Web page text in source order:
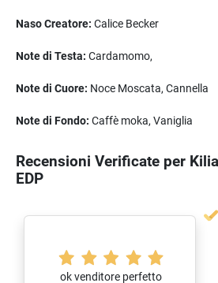
Naso Creatore: Calice Becker
Note di Testa: Cardamomo,
Note di Cuore: Noce Moscata, Cannella
Note di Fondo: Caffè moka, Vaniglia
Recensioni Verificate per
EDP
ok venditore perfetto